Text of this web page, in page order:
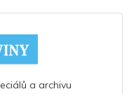
a archivu